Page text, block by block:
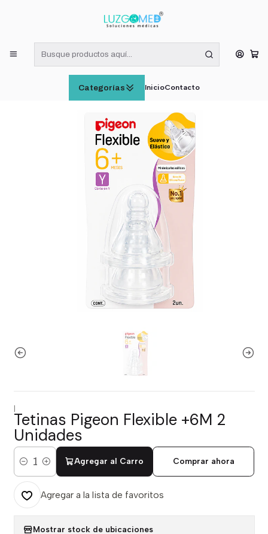
Categorías InicioContacto
¡RECIBE HOY! COMPRAS DE LUNES A VIERNES HASTA LAS 16:00
Inicio
CUIDADO E HIGIENE INFANTIL
Tetinas Pigeon Flexible +6M 2 Unidades
Tetinas Pigeon Flexible +6M 2
Unidades
Cantidad
Agregar al Carro Comprar ahora
Agregar a la lista de favoritos
Mostrar stock de ubicaciones